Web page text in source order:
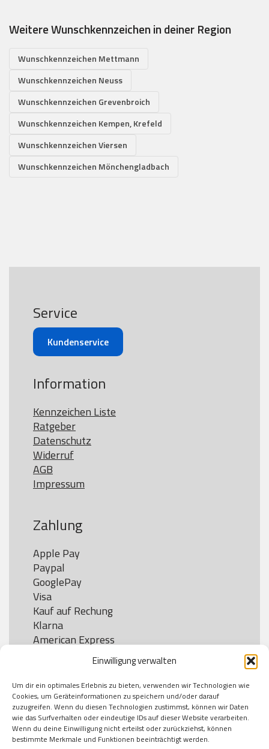
Einwilligung verwalten
Um dir ein optimales Erlebnis zu bieten, verwenden wir Technologien wie
Cookies, um Geräteinformationen zu speichern und/oder darauf
zuzugreifen. Wenn du diesen Technologien zustimmst, können wir Daten
wie das Surfverhalten oder eindeutige IDs auf dieser Website verarbeiten.
Wenn du deine Einwilligung nicht erteilst oder zurückziehst, können
bestimmte Merkmale und Funktionen beeinträchtigt werden.
Weitere Wunschkennzeichen in deiner Region
Wunschkennzeichen Mettmann
Wunschkennzeichen Neuss
Wunschkennzeichen Grevenbroich
Wunschkennzeichen Kempen, Krefeld
Wunschkennzeichen Viersen
Wunschkennzeichen Mönchengladbach
Service
Kundenservice
Information
Kennzeichen Liste
Ratgeber
Datenschutz
Widerruf
AGB
Impressum
Zahlung
Apple Pay
Paypal
GooglePay
Visa
Kauf auf Rechung
Klarna
American Express
Versand
DHL
Klimaneutral